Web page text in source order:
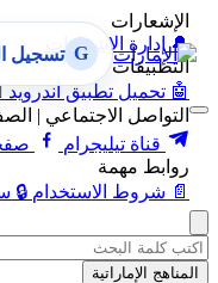
الإشعارات
🔔 إدارة الإشعارات
التطبيقات
🤖 تحميل تطبيق أندرويد
التواصل الاجتماعي |
قناة تيليجرام
روابط مهمة
📄 شروط الاستخدام 🔒
G تسجيل
المناهج الإماراتية